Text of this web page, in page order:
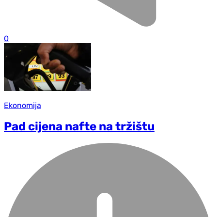
0
Ekonomija
Pad cijena nafte na tržištu